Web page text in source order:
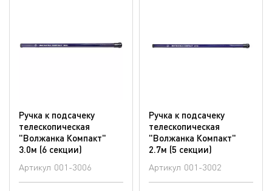
Ручка к подсачеку
телескопическая
"Волжанка Компакт"
3.0м (6 секции)
Артикул 001-3006
Ручка к подсачеку
телескопическая
"Волжанка Компакт"
2.7м (5 секции)
Артикул 001-3002